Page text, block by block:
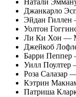
Натали
Джанкарло
Эйдан
Уолтон
Ли Ки Хон —
Джейкоб
Барри
Уилл Поултер
Роза Салазар
Кэтрин
Патриша